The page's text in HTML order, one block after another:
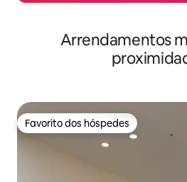
Arrendamentos
Favorito dos hóspedes
Favorito dos hóspedes